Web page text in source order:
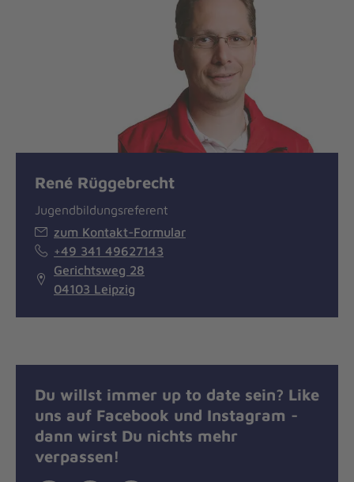
René Rüggebrecht
Jugendbildungsreferent
zum Kontakt-Formular
+49 341 49627143
Gerichtsweg 28
04103 Leipzig
Du willst immer up to date sein? Like
uns auf Facebook und Instagram -
dann wirst Du nichts mehr
verpassen!